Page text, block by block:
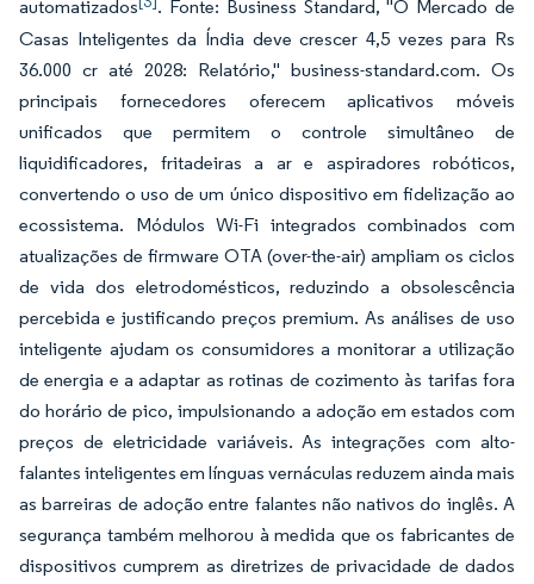
automatizados
. Fonte: Business Standard, "O Mercado de
Casas Inteligentes da Índia deve crescer 4,5 vezes para Rs
36.000 cr até 2028: Relatório," business-standard.com. Os
principais fornecedores oferecem aplicativos móveis
unificados que permitem o controle simultâneo de
liquidificadores, fritadeiras a ar e aspiradores robóticos,
convertendo o uso de um único dispositivo em fidelização ao
ecossistema. Módulos Wi-Fi integrados combinados com
atualizações de firmware OTA (over-the-air) ampliam os ciclos
de vida dos eletrodomésticos, reduzindo a obsolescência
percebida e justificando preços premium. As análises de uso
inteligente ajudam os consumidores a monitorar a utilização
de energia e a adaptar as rotinas de cozimento às tarifas fora
do horário de pico, impulsionando a adoção em estados com
preços de eletricidade variáveis. As integrações com alto-
falantes inteligentes em línguas vernáculas reduzem ainda mais
as barreiras de adoção entre falantes não nativos do inglês. A
segurança também melhorou à medida que os fabricantes de
dispositivos cumprem as diretrizes de privacidade de dados